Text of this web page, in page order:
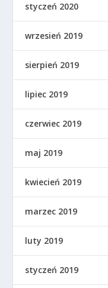
styczeń 2020
wrzesień 2019
sierpień 2019
lipiec 2019
czerwiec 2019
maj 2019
kwiecień 2019
marzec 2019
luty 2019
styczeń 2019